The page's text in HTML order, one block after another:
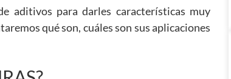
aditivos para darles características muy
qué son, cuáles son sus aplicaciones